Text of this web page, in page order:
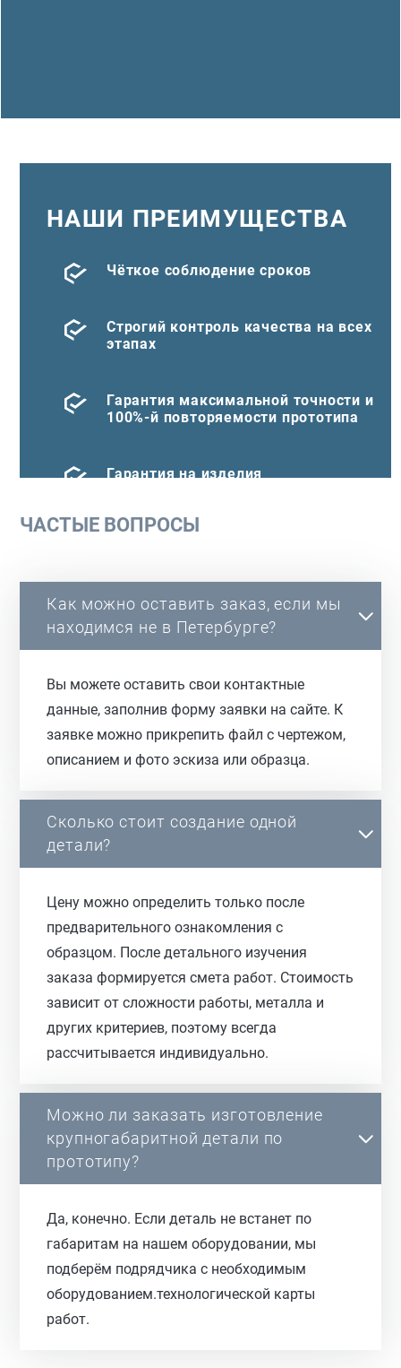
НАШИ ПРЕИМУЩЕСТВА
Чёткое соблюдение сроков
Строгий контроль качества на всех
этапах
Гарантия максимальной точности и
100%-й повторяемости прототипа
Гарантия на изделия
ЧАСТЫЕ ВОПРОСЫ
Как можно оставить заказ, если мы
находимся не в Петербурге?
Вы можете оставить свои контактные
данные, заполнив форму заявки на сайте. К
заявке можно прикрепить файл с чертежом,
описанием и фото эскиза или образца.
Сколько стоит создание одной
детали?
Цену можно определить только после
предварительного ознакомления с
образцом. После детального изучения
заказа формируется смета работ. Стоимость
зависит от сложности работы, металла и
других критериев, поэтому всегда
рассчитывается индивидуально.
Можно ли заказать изготовление
крупногабаритной детали по
прототипу?
Да, конечно. Если деталь не встанет по
габаритам на нашем оборудовании, мы
подберём подрядчика с необходимым
оборудованием.технологической карты
работ.